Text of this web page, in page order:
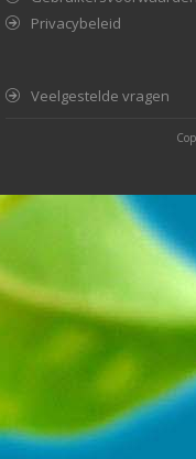
Privacybeleid
Veelgestelde vragen